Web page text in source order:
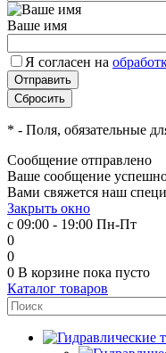
Ваше имя
Я согласен на
* - Поля, обязательные
Сообщение отправлено
Ваше сообщение
Вами свяжется наш
Закрыть окно
с 09:00 - 19:00 Пн-Пт
0
0
0 В корзине пока пусто
Каталог товаров